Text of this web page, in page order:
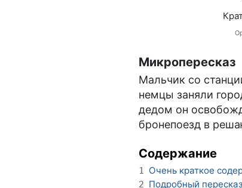
Микропересказ
Мальчик со
немцы заняли
дедом он
бронепоезд в
Содержание
1 Очень краткое
2 Подробный